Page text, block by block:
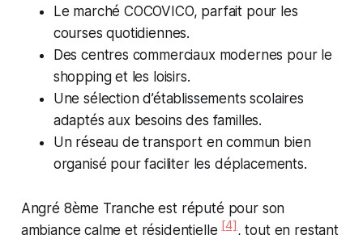
Le marché COCOVICO, parfait pour les
courses quotidiennes.
Des centres commerciaux modernes pour le
shopping et les loisirs.
Une sélection d’établissements scolaires
adaptés aux besoins des familles.
Un réseau de transport en commun bien
organisé pour faciliter les déplacements.
Angré 8ème Tranche est réputé pour son
ambiance calme et résidentielle[4], tout en restant